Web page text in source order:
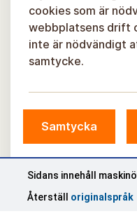
Utvecklad av
cookies som är
webbplatsens drift
inte är nödvändigt
samtycke.
Samtycka
Sidans innehåll
Återställ originalspråk